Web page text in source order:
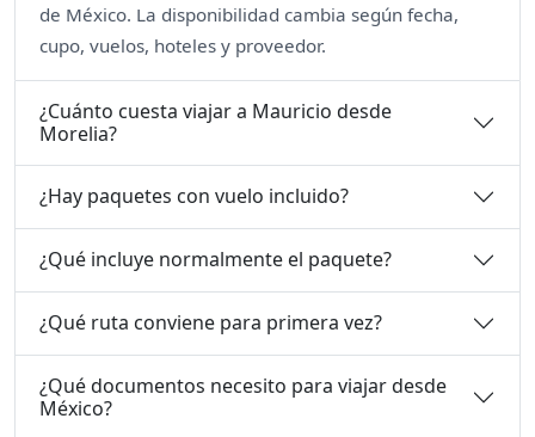
de México. La disponibilidad cambia según fecha,
cupo, vuelos, hoteles y proveedor.
¿Cuánto cuesta viajar a Mauricio desde
Morelia?
¿Hay paquetes con vuelo incluido?
¿Qué incluye normalmente el paquete?
¿Qué ruta conviene para primera vez?
¿Qué documentos necesito para viajar desde
México?